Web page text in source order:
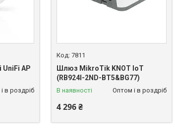
UniFi AP
в роздріб
7811
Шлюз MikroTik KNOT IoT
(RB924I-2ND-BT5&BG77)
В наявності Оптом і в роздріб
4 296 ₴